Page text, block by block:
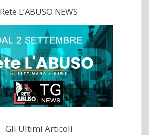
Rete L’ABUSO NEWS
Gli Ultimi Articoli